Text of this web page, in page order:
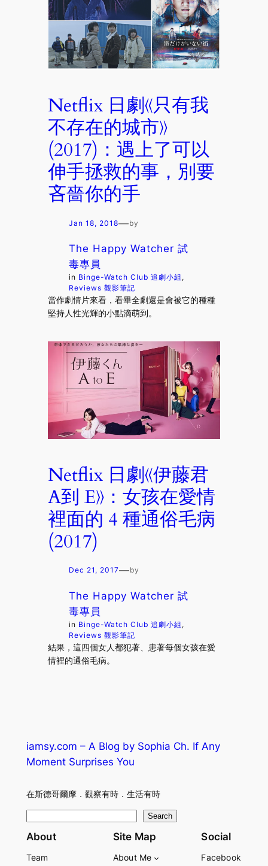
Netflix 日劇《只有我
不存在的城市》
(2017)：遇上了可以
伸手拯救的事，別要
吝嗇你的手
Jan 18, 2018—by
The Happy Watcher 試
毒專員
in Binge-Watch Club 追劇小組
Reviews 觀影筆記
當作劇情片來看，看畢全劇還是會被它的種種
堅持人性光輝的小點滴萌到。
Netflix 日劇《伊藤君
A到 E》：女孩在愛情
裡面的 4 種通俗毛病
(2017)
Dec 21, 2017—by
The Happy Watcher 試
毒專員
in Binge-Watch Club 追劇小組
Reviews 觀影筆記
結果，這四個女人都犯著、患著每個女孩在愛
情裡的通俗毛病。
iamsy.com – A Blog by Sophia Ch. If Any
Moment Surprises You
在斯德哥爾摩．觀察有時．生活有時
e
Search
About
Team
Site Map
About Me
Social
Facebook